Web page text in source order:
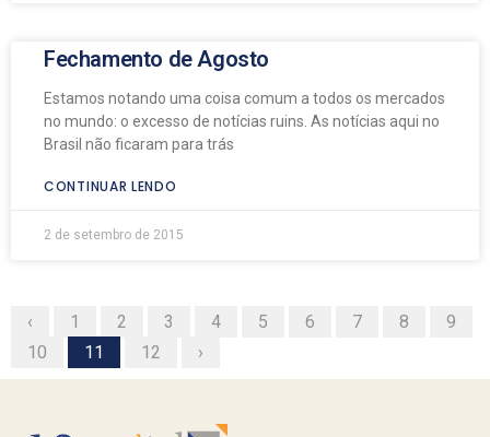
Fechamento de Agosto
Estamos notando uma coisa comum a todos os mercados
no mundo: o excesso de notícias ruins. As notícias aqui no
Brasil não ficaram para trás
CONTINUAR LENDO
2 de setembro de 2015
‹ 1 2 3 4 5 6 7 8
9
10
11 12 ›